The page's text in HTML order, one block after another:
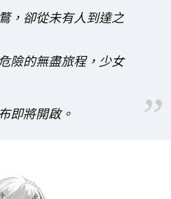
，卻從未有人到達之
險的無盡旅程，少女
即將開啟。